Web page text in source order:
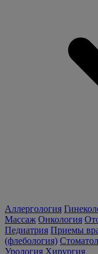
Аллергология
Массаж Онкология
Педиатрия Приемы
(флебология)
Урология Хирургия